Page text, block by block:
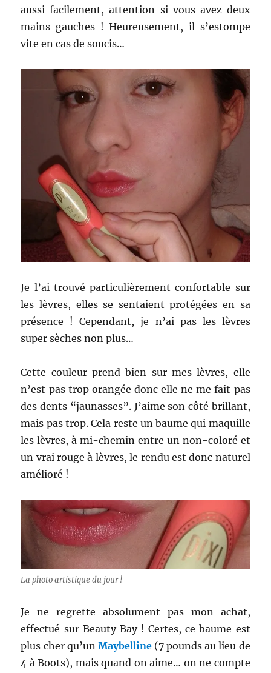
aussi facilement, attention si vous avez deux
mains gauches ! Heureusement, il s’estompe
vite en cas de soucis…
Je l’ai trouvé particulièrement confortable sur
les lèvres, elles se sentaient protégées en sa
présence ! Cependant, je n’ai pas les lèvres
super sèches non plus…
Cette couleur prend bien sur mes lèvres, elle
n’est pas trop orangée donc elle ne me fait pas
des dents “jaunasses”. J’aime son côté brillant,
mais pas trop. Cela reste un baume qui maquille
les lèvres, à mi-chemin entre un non-coloré et
un vrai rouge à lèvres, le rendu est donc naturel
amélioré !
La photo artistique du jour !
Je ne regrette absolument pas mon achat,
effectué sur Beauty Bay ! Certes, ce baume est
plus cher qu’un Maybelline(7 pounds au lieu de
4 à Boots), mais quand on aime… on ne compte